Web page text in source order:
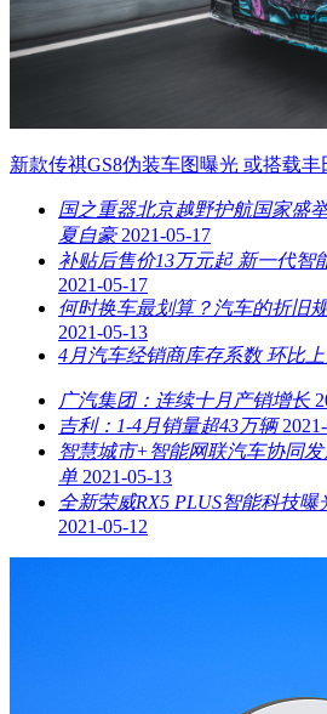
新款传祺GS8伪装车图曝光 或搭载
国之重器北京越野护航国家盛
夏自豪 2021-05-17
补贴后售价13万元起 新一代智
2021-05-17
何时换车最划算？汽车的折旧
2021-05-13
4月汽车经销商库存系数 环比上
广汽集团：连续十月产销增长
吉利：1-4月销量超43万辆
智慧城市+智能网联汽车协同
单 2021-05-13
全新荣威RX5 PLUS智能科技
2021-05-12